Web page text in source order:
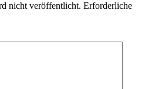
nicht veröffentlicht. Erforderliche